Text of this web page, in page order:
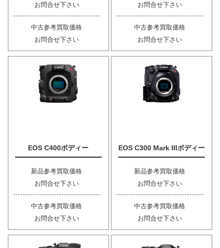
お問合せ下さい
中古参考買取価格
お問合せ下さい
お問合せ下さい
中古参考買取価格
お問合せ下さい
EOS C400ボディー
新品参考買取価格
お問合せ下さい
中古参考買取価格
お問合せ下さい
EOS C300 Mark IIIボディー
新品参考買取価格
お問合せ下さい
中古参考買取価格
お問合せ下さい